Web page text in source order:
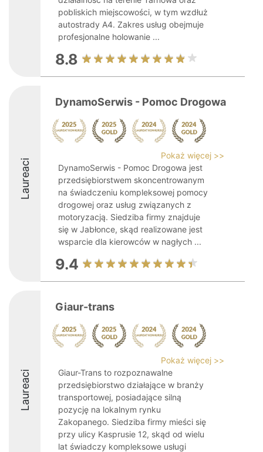
pobliskich miejscowości, w tym wzdłuż
autostrady A4. Zakres usług obejmuje
profesjonalne holowanie ...
8.8
Laureaci
DynamoSerwis - Pomoc Drogowa
Pokaż więcej >>
DynamoSerwis - Pomoc Drogowa jest
przedsiębiorstwem skoncentrowanym
na świadczeniu kompleksowej pomocy
drogowej oraz usług związanych z
motoryzacją. Siedziba firmy znajduje
się w Jabłonce, skąd realizowane jest
wsparcie dla kierowców w nagłych ...
9.4
Laureaci
Giaur-trans
Pokaż więcej >>
Giaur-Trans to rozpoznawalne
przedsiębiorstwo działające w branży
transportowej, posiadające silną
pozycję na lokalnym rynku
Zakopanego. Siedziba firmy mieści się
przy ulicy Kasprusie 12, skąd od wielu
lat świadczy kompleksowe usługi